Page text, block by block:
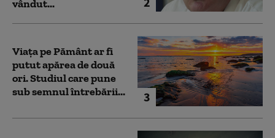
vândut...
3
Viața pe Pământ ar fi
putut apărea de două
ori. Studiul care pune
sub semnul întrebării...